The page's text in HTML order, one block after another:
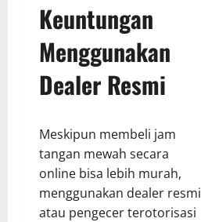
Keuntungan
Menggunakan
Dealer Resmi
Meskipun membeli jam
tangan mewah secara
online bisa lebih murah,
menggunakan dealer resmi
atau pengecer terotorisasi